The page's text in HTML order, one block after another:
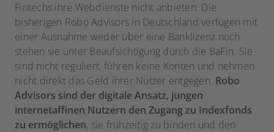
Fintechs ihre Webdienste nicht anbieten. Die
bisherigen Robo Advisors in Deutschland verfügen mit
einer Ausnahme weder über eine Banklizenz noch
stehen sie unter Beaufsichtigung durch die BaFin. Sie
sind nicht reguliert, führen keine Konten und nehmen
nicht direkt das Geld ihrer Nutzer entgegen. Robo
Advisors sind der digitale Ansatz, jungen
internetaffinen Nutzern den Zugang zu Indexfonds
zu ermöglichen, sie frühzeitig zu binden und den